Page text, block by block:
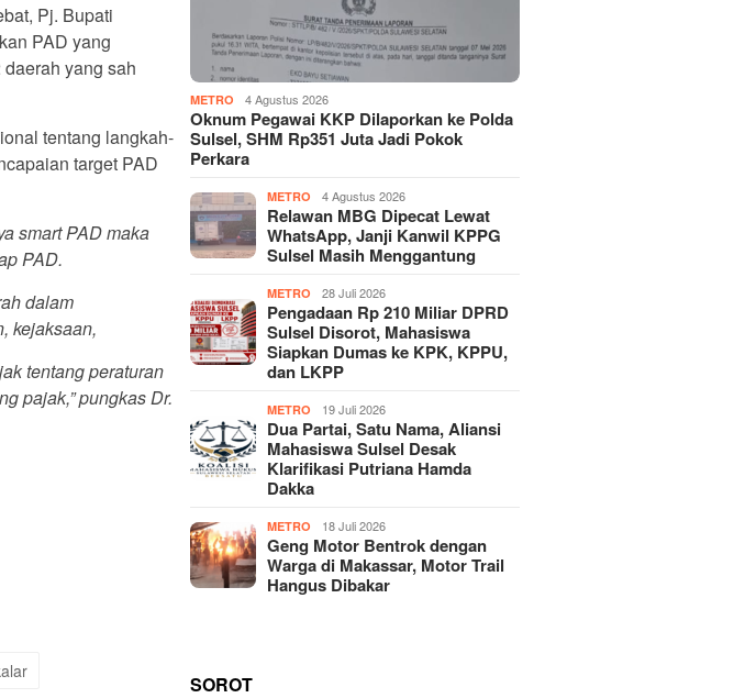
Pj. Bupati
PAD yang
yang sah
tentang langkah-
target PAD
smart PAD maka
PAD.
dalam
kejaksaan,
tentang peraturan
pajak,” pungkas Dr.
METRO 4 Agustus 2026
Oknum Pegawai KKP Dilaporkan ke Polda
Sulsel, SHM Rp351 Juta Jadi Pokok
Perkara
METRO 4 Agustus 2026
Relawan MBG Dipecat Lewat
WhatsApp, Janji Kanwil KPPG
Sulsel Masih Menggantung
METRO 28 Juli 2026
Pengadaan Rp 210 Miliar DPRD
Sulsel Disorot, Mahasiswa
Siapkan Dumas ke KPK, KPPU,
dan LKPP
METRO 19 Juli 2026
Dua Partai, Satu Nama, Aliansi
Mahasiswa Sulsel Desak
Klarifikasi Putriana Hamda
Dakka
METRO 18 Juli 2026
Geng Motor Bentrok dengan
Warga di Makassar, Motor Trail
Hangus Dibakar
SOROT